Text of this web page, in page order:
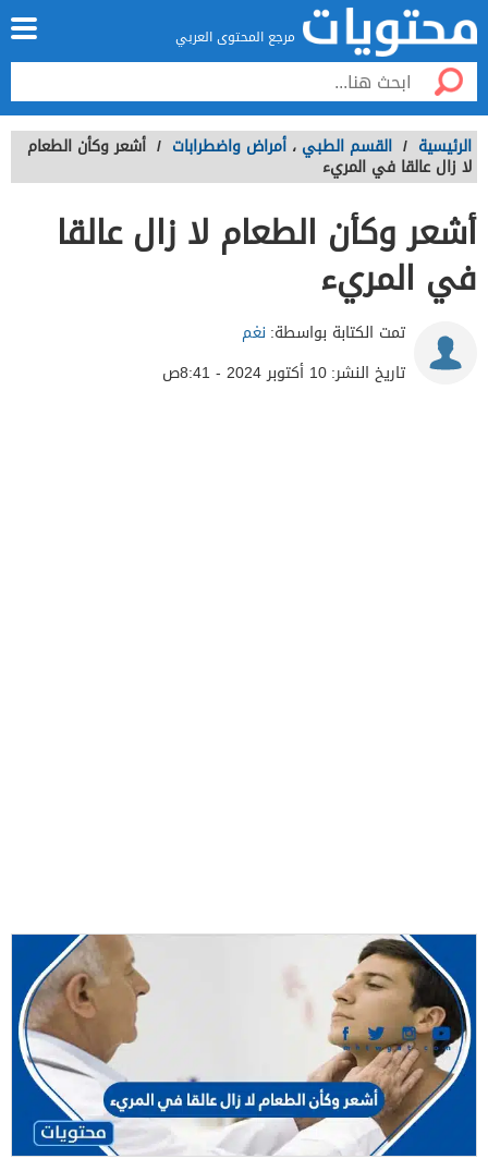
مرجع المحتوى العربي
الرئيسية / القسم الطبي ، أمراض واضطرابات / أشعر وكأن الطعام
لا زال عالقا في المريء
أشعر وكأن الطعام لا زال عالقا
في المريء
تمت الكتابة بواسطة: نغم
تاريخ النشر:10 أكتوبر 2024 - 8:41ص